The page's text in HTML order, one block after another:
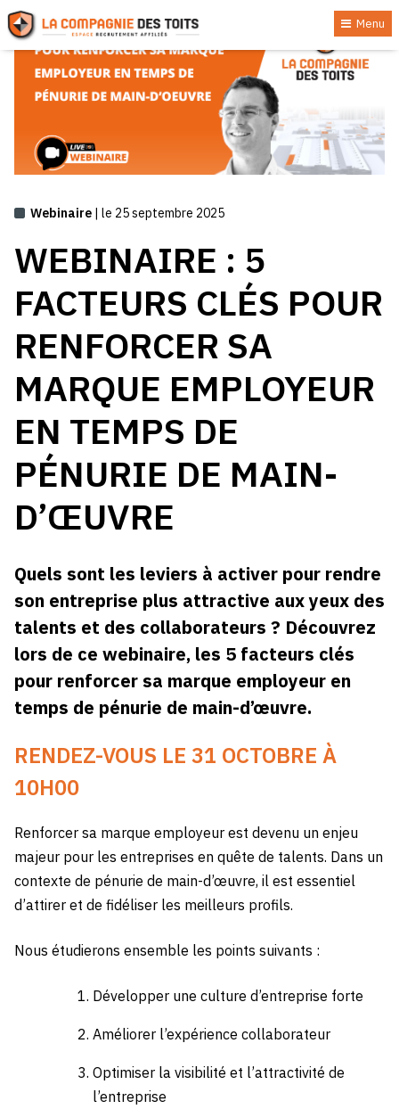
Menu
Webinaire | le 25 septembre 2025
WEBINAIRE : 5
FACTEURS CLÉS POUR
RENFORCER SA
MARQUE EMPLOYEUR
EN TEMPS DE
PÉNURIE DE MAIN-
D’ŒUVRE
Quels sont les leviers à activer pour rendre
son entreprise plus attractive aux yeux des
talents et des collaborateurs ? Découvrez
lors de ce webinaire, les 5 facteurs clés
pour renforcer sa marque employeur en
temps de pénurie de main-d’œuvre.
RENDEZ-VOUS LE 31 OCTOBRE À
10H00
Renforcer sa marque employeur est devenu un enjeu
majeur pour les entreprises en quête de talents. Dans un
contexte de pénurie de main-d’œuvre, il est essentiel
d’attirer et de fidéliser les meilleurs profils.
Nous étudierons ensemble les points suivants :
Développer une culture d’entreprise forte
Améliorer l’expérience collaborateur
Optimiser la visibilité et l’attractivité de
l’entreprise